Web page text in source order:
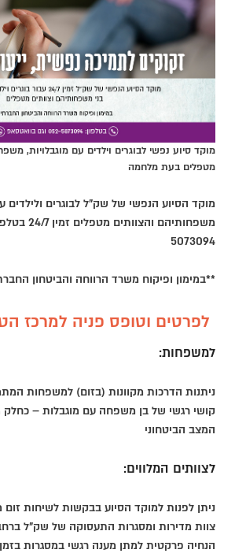
מוקד סיוע נפשי לבוגרים וילדים עם מוגבלויות,
מטפלים בעת מלחמה
מוקד הסיוע הנפשי של שק"ל לבוגרים ולילדים
5073094
**במימון ופיקוח משרד הרווחה והביטחון
לפרטים וטופס פניה למרכז
למשפחות:
ניתנות הדרכות מקוונות (בזום) למשפחות
קושי רגשי של בן משפחה עם מוגבלות –
המצב הביטחוני
לצוותים המלווים:
ניתן לפנות למוקד הסיוע בבקשות לשיחות זום
צוות מדירות ומסגרות התעסוקה של שק"ל
הנחיה פרקטית למתן מענה רגשי במסגרות